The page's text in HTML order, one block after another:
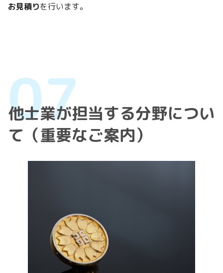
お見積りを行います。
他士業が担当する分野につい
て（重要なご案内）